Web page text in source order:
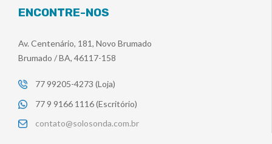
ENCONTRE-NOS
Av. Centenário, 181, Novo Brumado
Brumado / BA, 46117-158
77 99205-4273 (Loja)
77 9 9166 1116 (Escritório)
contato@solosonda.com.br